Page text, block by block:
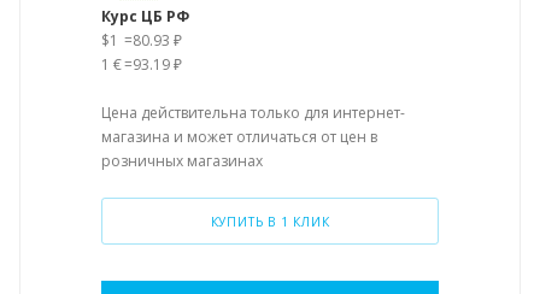
Курс ЦБ РФ
$1 =80.93 ₽
1 €=93.19 ₽
Цена действительна только для интернет-
магазина и может отличаться от цен в
розничных магазинах
КУПИТЬ В 1 КЛИК